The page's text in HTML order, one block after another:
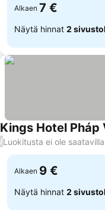
Alkaen 7 €
Näytä hinnat 2
Kings Hotel Pháp
/Luokitusta ei ole saatavilla
Alkaen 9 €
Näytä hinnat 2